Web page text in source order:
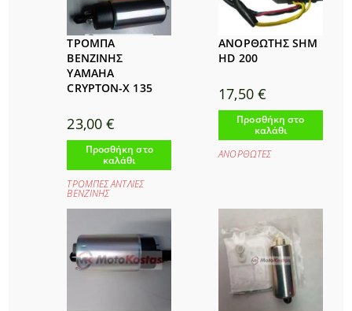
ΤΡΟΜΠΑ
ΒΕΝΖΙΝΗΣ
YAMAHA
CRYPTON-X 135
23,00€
Προσθήκη στο
καλάθι
ΤΡΟΜΠΕΣ ΑΝΤΛΙΕΣ
ΒΕΝΖΙΝΗΣ
ΑΝΟΡΘΩΤΗΣ SHM
HD 200
17,50 €
Προσθήκη στο
καλάθι
ΑΝΟΡΘΩΤΕΣ